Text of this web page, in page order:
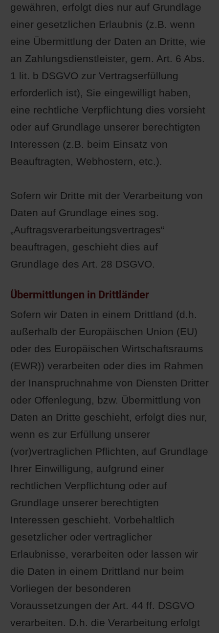
gewähren, erfolgt dies nur auf Grundlage
einer gesetzlichen Erlaubnis (z.B. wenn
eine Übermittlung der Daten an Dritte, wie
an Zahlungsdienstleister, gem. Art. 6 Abs.
1 lit. b DSGVO zur Vertragserfüllung
erforderlich ist), Sie eingewilligt haben,
eine rechtliche Verpflichtung dies vorsieht
oder auf Grundlage unserer berechtigten
Interessen (z.B. beim Einsatz von
Beauftragten, Webhostern, etc.).
Sofern wir Dritte mit der Verarbeitung von
Daten auf Grundlage eines sog.
„Auftragsverarbeitungsvertrages“
beauftragen, geschieht dies auf
Grundlage des Art. 28 DSGVO.
Übermittlungen in Drittländer
Sofern wir Daten in einem Drittland (d.h.
außerhalb der Europäischen Union (EU)
oder des Europäischen Wirtschaftsraums
(EWR)) verarbeiten oder dies im Rahmen
der Inanspruchnahme von Diensten Dritter
oder Offenlegung, bzw. Übermittlung von
Daten an Dritte geschieht, erfolgt dies nur,
wenn es zur Erfüllung unserer
(vor)vertraglichen Pflichten, auf Grundlage
Ihrer Einwilligung, aufgrund einer
rechtlichen Verpflichtung oder auf
Grundlage unserer berechtigten
Interessen geschieht. Vorbehaltlich
gesetzlicher oder vertraglicher
Erlaubnisse, verarbeiten oder lassen wir
die Daten in einem Drittland nur beim
Vorliegen der besonderen
Voraussetzungen der Art. 44 ff. DSGVO
verarbeiten. D.h. die Verarbeitung erfolgt